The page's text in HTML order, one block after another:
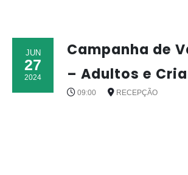
JUN
27
2024
Campanha de
– Adultos e
09:00 RECEPÇÃO